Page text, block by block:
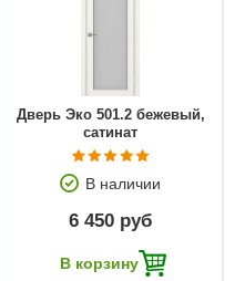
Дверь Эко 501.2 бежевый,
сатинат
В наличии
6 450 руб
В корзину